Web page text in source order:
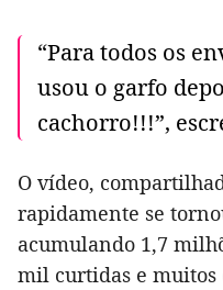
“Para todos os
usou o garfo
cachorro!!!”,
O vídeo,
rapidamente se
acumulando 1,7
mil curtidas e